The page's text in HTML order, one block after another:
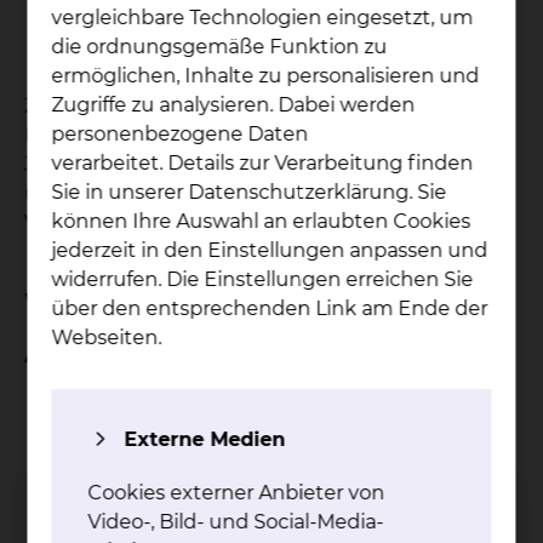
Habilitieren
u.v.m.
Zur Erleichterung Ihres Engagements stehen
Ihnen online qualitativ hochwertige medizinische
Journale, UpToDate, medizinische Datenbanken
und Standardwerke, auch zu Hause, kostenlos zur
Verfügung.
Wir bieten Ihnen während des PJ
Attraktive Ausbildungsangebote:
angestrebten Wahlfachs, neben den
parallele Einsicht in interessante
Fachdisziplinen, die Sie nicht durch Ihre
vergleichbare Technologien eingesetzt, um
die ordnungsgemäße Funktion zu
ermöglichen, Inhalte zu personalisieren und
Zugriffe zu analysieren. Dabei werden
personenbezogene Daten
verarbeitet. Details zur Verarbeitung finden
Sie in unserer Datenschutzerklärung. Sie
können Ihre Auswahl an erlaubten Cookies
jederzeit in den Einstellungen anpassen und
widerrufen. Die Einstellungen erreichen Sie
über den entsprechenden Link am Ende der
Webseiten.
Externe Medien
Cookies externer Anbieter von
Video-, Bild- und Social-Media-